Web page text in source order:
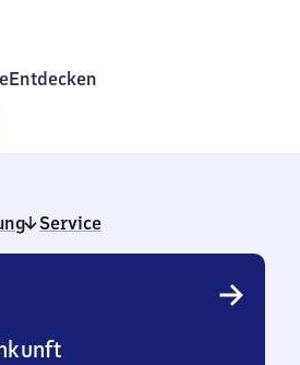
Entdecken
Service